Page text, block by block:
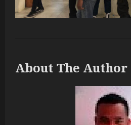
About The Author